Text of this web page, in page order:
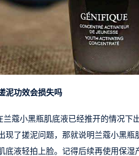
泥功效会损失吗
兰蔻小黑瓶肌底液已经推开的情况下
现了搓泥问题，那就说明兰蔻小黑
底液轻拍上脸。记得后续再使用保